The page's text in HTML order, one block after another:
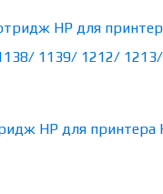
HP для принтера